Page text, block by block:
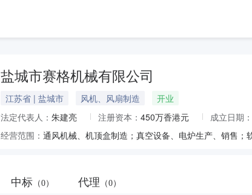
盐城市赛格机械有限公司
江苏省 | 盐城市 风机、风扇制造
开业
法定代表人： 朱建亮 注册资本： 450万香港元 成立日期：
经营范围：
中标 （0） 代理 （0）